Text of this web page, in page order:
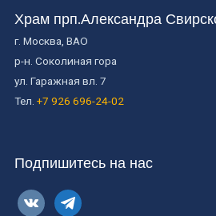
Храм прп.Александра
г. Москва, ВАО
р-н. Соколиная гора
ул. Гаражная вл. 7
Тел. +7 926 696-24-02
Подпишитесь на нас
vkontaktetelegram